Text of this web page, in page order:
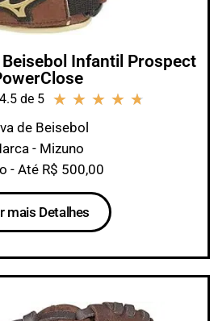
Infantil Prospect
de 5 ★ ★ ★ ★ ★
de Beisebol
- Mizuno
- Até R$ 500,00
mais Detalhes